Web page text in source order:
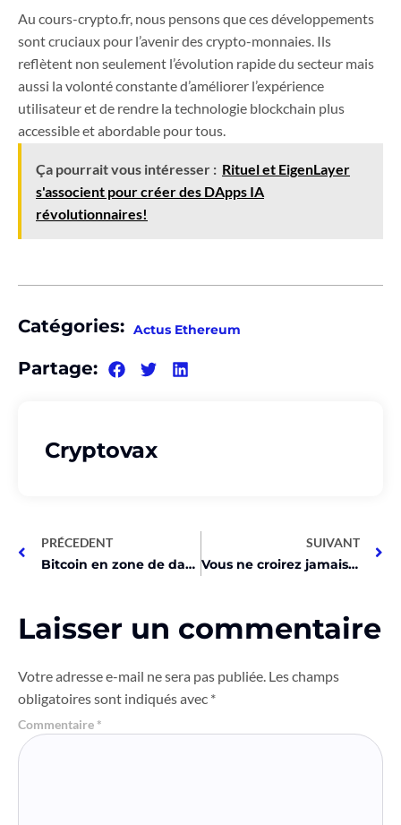
Au cours-crypto.fr, nous pensons que ces développements
sont cruciaux pour l’avenir des crypto-monnaies. Ils
reflètent non seulement l’évolution rapide du secteur mais
aussi la volonté constante d’améliorer l’expérience
utilisateur et de rendre la technologie blockchain plus
accessible et abordable pour tous.
Ça pourrait vous intéresser : Rituel et EigenLayer
s'associent pour créer des DApps IA
révolutionnaires!
Catégories: Actus Ethereum
Partage:
Cryptovax
PRÉCEDENT
Bitcoin en zone de danger avant le halving, les PDG optimistes !
SUIVANT
Vous ne croirez jamais combien a été levé en 3 jours!
Laisser un commentaire
Votre adresse e-mail ne sera pas publiée. Les champs
obligatoires sont indiqués avec *
Commentaire *